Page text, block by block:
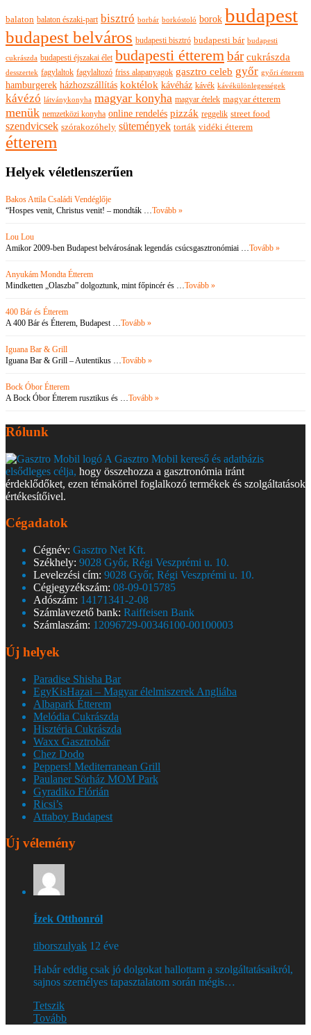
balaton balaton északi-part bisztró borbár borkóstoló borok budapest
budapest belváros budapesti bisztró budapesti bár budapesti
cukrászda budapesti éjszakai élet budapesti étterem bár cukrászda
desszertek fagylaltok fagylaltozó friss alapanyagok gasztro celeb győr győri étterem
hamburgerek házhozszállítás koktélok kávéház kávék kávékülönlegességek
kávézó látványkonyha magyar konyha magyar ételek magyar étterem
menük nemzetközi konyha online rendelés pizzák reggelik street food
szendvicsek szórakozóhely sütemények torták vidéki étterem
étterem
Helyek véletlenszerűen
Bakos Attila Családi Vendéglője
“Hospes venit, Christus venit! – mondták …Tovább »
Lou Lou
Amikor 2009-ben Budapest belvárosának legendás csúcsgasztronómiai …Tovább »
Anyukám Mondta Étterem
Mindketten „Olaszba” dolgoztunk, mint főpincér és …Tovább »
400 Bár és Étterem
A 400 Bár és Étterem, Budapest …Tovább »
Iguana Bar & Grill
Iguana Bar & Grill – Autentikus …Tovább »
Bock Óbor Étterem
A Bock Óbor Étterem rusztikus és …Tovább »
Rólunk
A Gasztro Mobil kereső és adatbázis
elsődleges célja, hogy összehozza a gasztronómia iránt
érdeklődőket, ezen témakörrel foglalkozó termékek és szolgáltatások
értékesítőivel.
Cégadatok
Cégnév: Gasztro Net Kft.
Székhely: 9028 Győr, Régi Veszprémi u. 10.
Levelezési cím: 9028 Győr, Régi Veszprémi u. 10.
Cégjegyzékszám: 08-09-015785
Adószám: 14171341-2-08
Számlavezető bank: Raiffeisen Bank
Számlaszám: 12096729-00346100-00100003
Új helyek
Paradise Shisha Bar
EgyKisHazai – Magyar élelmiszerek Angliába
Albapark Étterem
Melódia Cukrászda
Hisztéria Cukrászda
Waxx Gasztrobár
Chez Dodo
Peppers! Mediterranean Grill
Paulaner Sörház MOM Park
Gyradiko Flórián
Ricsi’s
Attaboy Budapest
Új vélemény
Ízek Otthonról
tiborszulyak 12 éve
Habár eddig csak jó dolgokat hallottam a szolgáltatásaikról,
sajnos személyes tapasztalatom során mégis…
Tetszik
Tovább